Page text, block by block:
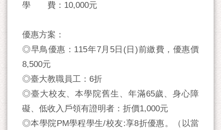
學 費：10,000元
優惠方案：
◎早鳥優惠：115年7月5日(日)前繳費，優惠價
8,500元
◎臺大教職員工：6折
◎臺大校友、本學院舊生、年滿65歲、身心障
礙、低收入戶領有證明者：折價1,000元
◎本學院PM學程學生/校友:享8折優惠。（以當